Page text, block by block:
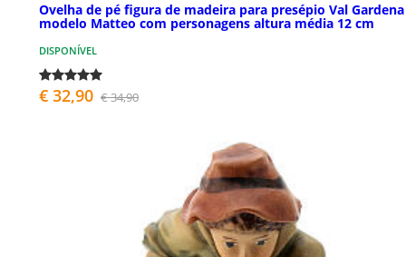
Ovelha de pé figura de madeira para presépio Val Gardena
modelo Matteo com personagens altura média 12 cm
DISPONÍVEL
€ 32,90 € 34,90